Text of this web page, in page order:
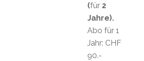
(für 2
Jahre).
Abo für 1
Jahr: CHF
90.-